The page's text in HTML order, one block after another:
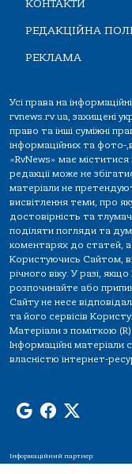
КОНТАКТИ
РЕДАКЦІЙНА
РЕКЛАМА
Усі права на
rvnews.rv.ua, захищені
право та інші суміжні
інформаційних та фото-
«RvNews» має
редакції може не
матеріали не
висвітлення теми, про
достовірність та
поділяти погляди та
коментарях до статей, а
Користуючись Сайтом,
річного віку. У разі,
розпочинайте або
Сайту не несе
та його сервісів
Матеріали з поміткою
Інформаційні матеріали
власністю інтернет-
Інформаційний партнер: